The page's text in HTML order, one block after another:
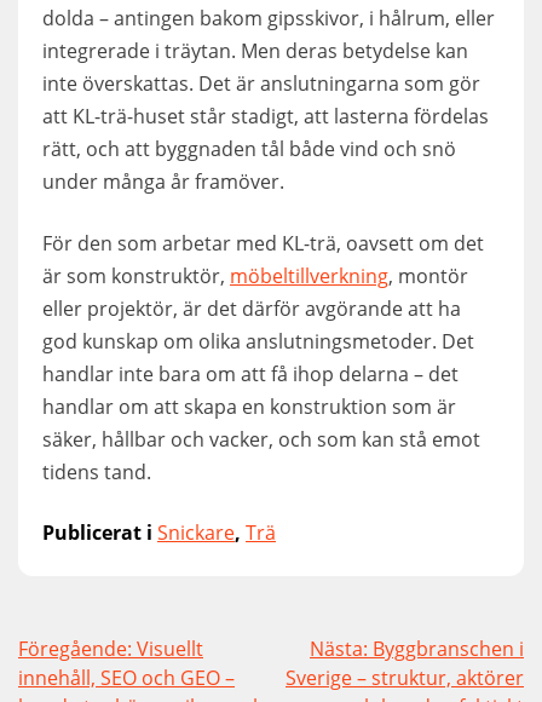
dolda – antingen bakom gipsskivor, i hålrum, eller
integrerade i träytan. Men deras betydelse kan
inte överskattas. Det är anslutningarna som gör
att KL-trä-huset står stadigt, att lasterna fördelas
rätt, och att byggnaden tål både vind och snö
under många år framöver.
För den som arbetar med KL-trä, oavsett om det
är som konstruktör, möbeltillverkning, montör
eller projektör, är det därför avgörande att ha
god kunskap om olika anslutningsmetoder. Det
handlar inte bara om att få ihop delarna – det
handlar om att skapa en konstruktion som är
säker, hållbar och vacker, och som kan stå emot
tidens tand.
Publicerat i Snickare, Trä
Inläggsnavigering
Föregående: Visuellt
innehåll, SEO och GEO –
Nästa: Byggbranschen i
Sverige – struktur, aktörer